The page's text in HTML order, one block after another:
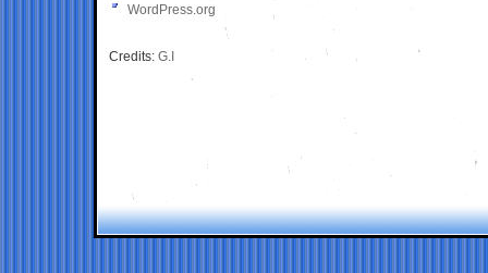
WordPress.org
Credits: G.I